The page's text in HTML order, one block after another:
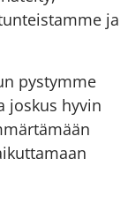
ja
pystymme
joskus hyvin